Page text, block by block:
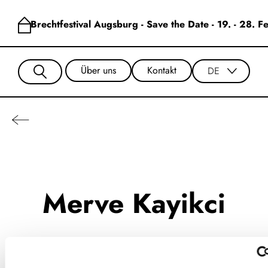
Brechtfestival Augsburg - Save the Date - 19. - 28.
Über uns Kontakt DE
Merve Kayikci